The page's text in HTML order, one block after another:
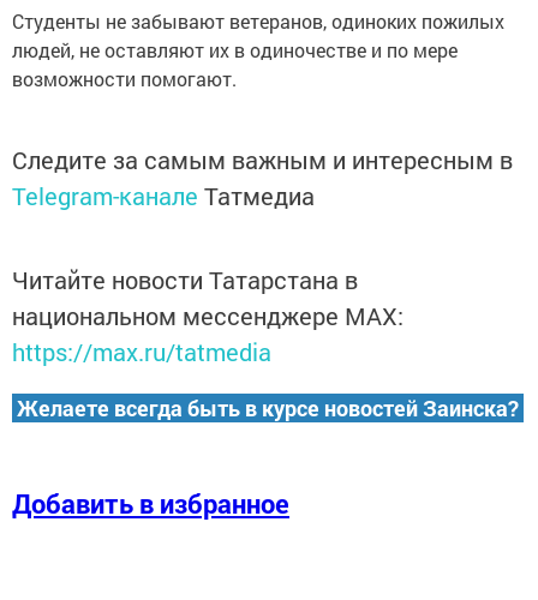
Студенты не забывают ветеранов, одиноких пожилых
людей, не оставляют их в одиночестве и по мере
возможности помогают.
Следите за самым важным и интересным в
Telegram-канале Татмедиа
Читайте новости Татарстана в
национальном мессенджере MАХ:
https://max.ru/tatmedia
Желаете всегда быть в курсе новостей Заинска?
Добавить в избранное